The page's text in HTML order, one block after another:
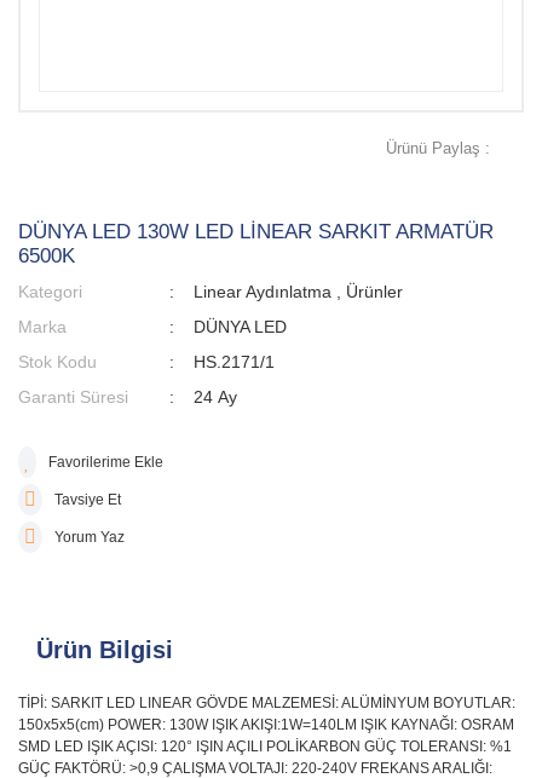
Ürünü Paylaş :
DÜNYA LED 130W LED LİNEAR SARKIT ARMATÜR
6500K
Kategori Linear Aydınlatma
Ürünler
Marka
DÜNYA LED
Stok Kodu
HS.2171/1
Garanti Süresi
24 Ay
Tavsiye Et
Yorum Yaz
Ürün Bilgisi
TİPİ: SARKIT LED LINEAR GÖVDE MALZEMESİ: ALÜMİNYUM BOYUTLAR:
150x5x5(cm) POWER: 130W IŞIK AKIŞI:1W=140LM IŞIK KAYNAĞI: OSRAM
SMD LED IŞIK AÇISI: 120° IŞIN AÇILI POLİKARBON GÜÇ TOLERANSI: %1
GÜÇ FAKTÖRÜ: >0,9 ÇALIŞMA VOLTAJI: 220-240V FREKANS ARALIĞI: